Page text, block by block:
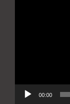
00:00